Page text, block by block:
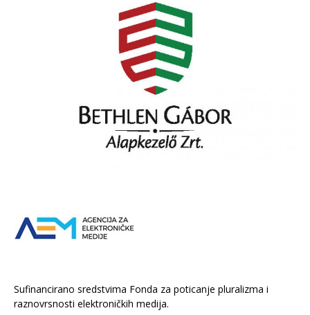
Sufinancirano sredstvima Fonda za poticanje pluralizma i
raznovrsnosti elektroničkih medija.